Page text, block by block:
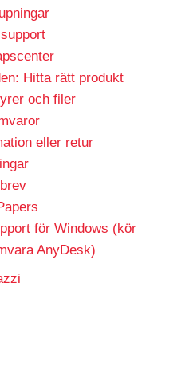
Hitta rätt produkt
och filer
eller retur
för Windows (kör
AnyDesk)